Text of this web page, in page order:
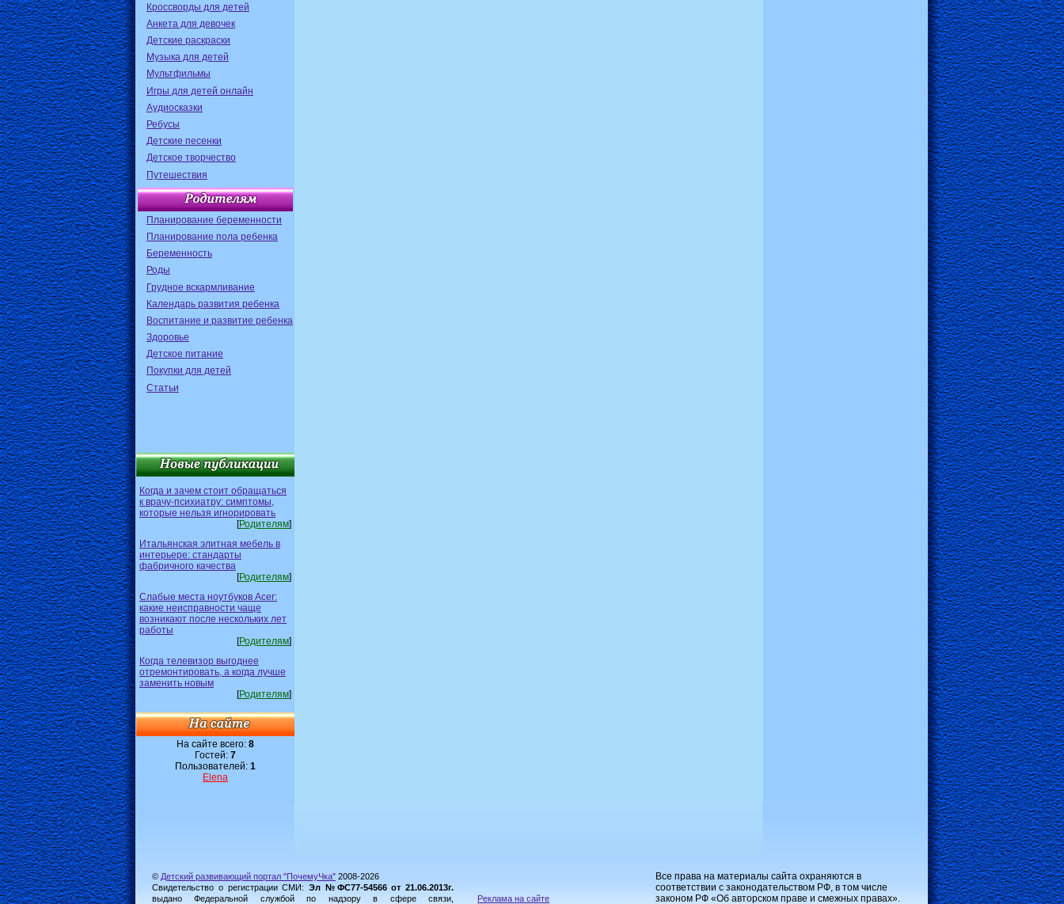
Кроссворды для детей
Анкета для девочек
Детские раскраски
Музыка для детей
Мультфильмы
Игры для детей онлайн
Аудиосказки
Ребусы
Детские песенки
Детское творчество
Путешествия
Планирование беременности
Планирование пола ребенка
Беременность
Роды
Грудное вскармливание
Календарь развития ребенка
Воспитание и развитие ребенка
Здоровье
Детское питание
Покупки для детей
Статьи
Когда и зачем стоит обращаться
к врачу-психиатру: симптомы,
которые нельзя игнорировать
[Родителям]
Итальянская элитная мебель в
интерьере: стандарты
фабричного качества
[Родителям]
Слабые места ноутбуков Acer:
какие неисправности чаще
возникают после нескольких лет
работы
[Родителям]
Когда телевизор выгоднее
отремонтировать, а когда лучше
заменить новым
[Родителям]
На сайте всего: 8
Гостей: 7
Пользователей: 1
Elena
© Детский развивающий портал "ПочемуЧка" 2008-2026
Свидетельство о регистрации СМИ: Эл №ФС77-54566 от 21.06.2013г.
выдано Федеральной службой по надзору в сфере связи,
Реклама на сайте
Все права на материалы сайта охраняются в
соответствии с законодательством РФ, в том числе
законом РФ «Об авторском праве и смежных правах».